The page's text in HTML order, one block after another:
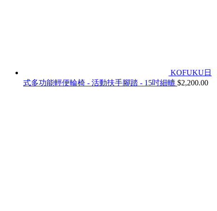
KOFUKU日
式多功能輕便輪椅 - 活動扶手腳踏 - 15吋細轆 $2,200.00